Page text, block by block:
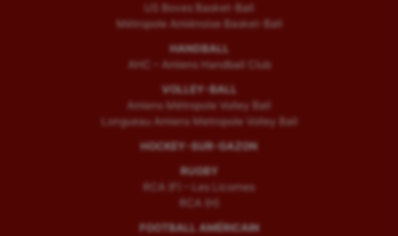
US Boves Basket-Ball
Métropole Amiénoise Basket-Ball
HANDBALL
AHC – Amiens Handball Club
VOLLEY-BALL
Amiens Métropole Volley Ball
Longueau Amiens Metropole Volley Ball
HOCKEY-SUR-GAZON
RUGBY
RCA (F) – Les Licornes
RCA (H)
FOOTBALL AMÉRICAIN